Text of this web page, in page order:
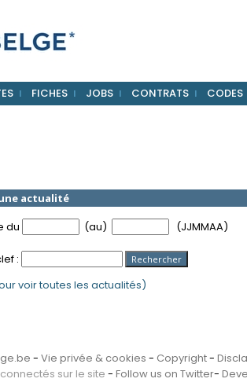
FICHES JOBS CONTRATS CODES
actualité
du (au) (JJMMAA)
:
voir toutes les actualités)
- Vie privée & cookies - Copyright-
connectés sur le site - Follow us on Twitter-